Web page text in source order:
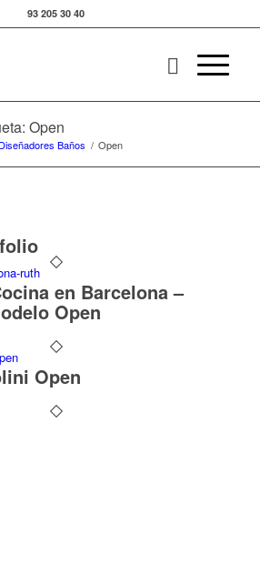
93 205 30 40
Open
Diseñadores Baños / Open
en Barcelona –
Open
Open